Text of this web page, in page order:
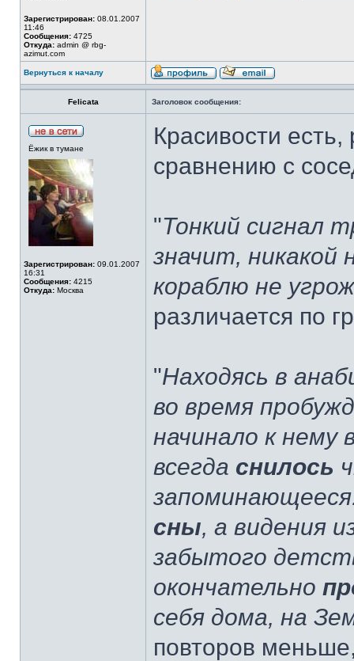
Зарегистрирован: 08.01.2007
11:46
Сообщения: 4725
Откуда: admin @ rbg-
azimut.com
Вернуться к началу
Felicata Заголовок сообщения:
Ёжик в тумане
Зарегистрирован: 09.01.2007
16:31
Сообщения: 4215
Откуда: Москва
Красивости
сравнению с
"Тонкий сигнал
значит, никакой
кораблю не
различается по
"Находясь в
во время
начинало к нему
всегда снилось
сны, а видения
забытого
окончательно
себя дома, на
повторов